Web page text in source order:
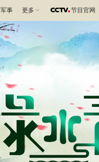
军事 更多 节目官网